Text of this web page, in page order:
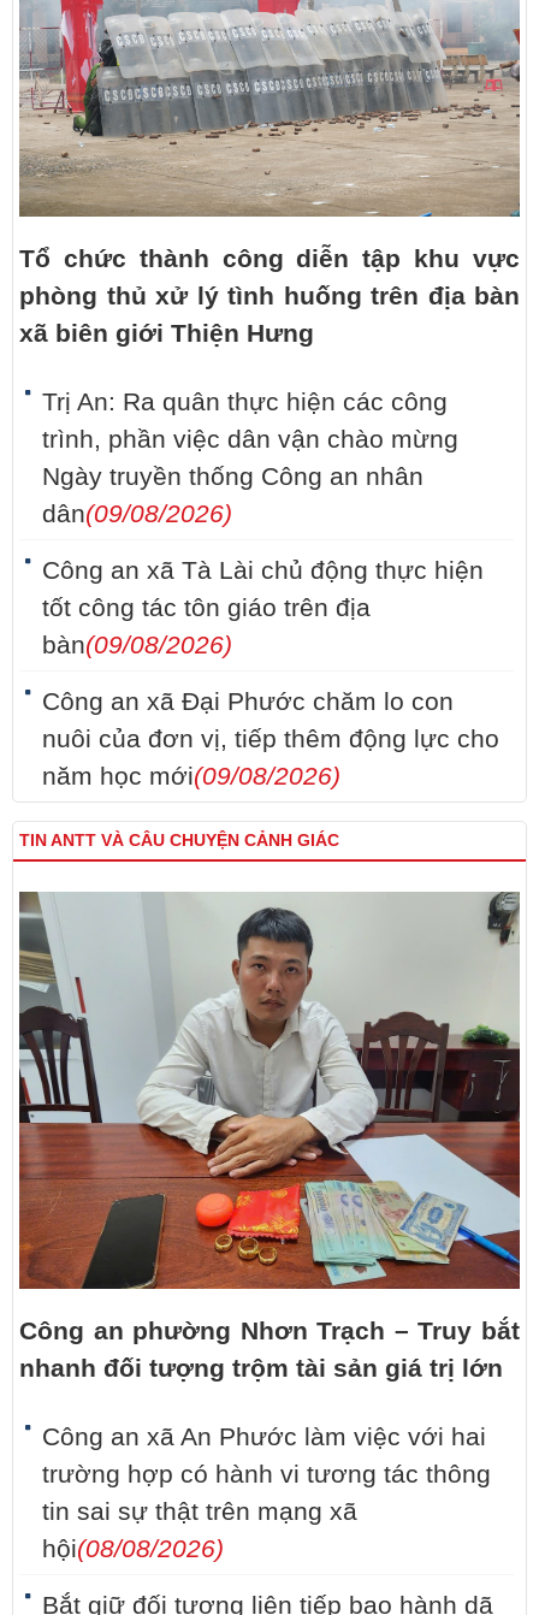
Tổ chức thành công diễn tập khu vực
phòng thủ xử lý tình huống trên địa bàn
xã biên giới Thiện Hưng
Trị An: Ra quân thực hiện các công
trình, phần việc dân vận chào mừng
Ngày truyền thống Công an nhân
dân(09/08/2026)
Công an xã Tà Lài chủ động thực hiện
tốt công tác tôn giáo trên địa
bàn(09/08/2026)
Công an xã Đại Phước chăm lo con
nuôi của đơn vị, tiếp thêm động lực cho
năm học mới(09/08/2026)
TIN ANTT VÀ CÂU CHUYỆN CẢNH GIÁC
Công an phường Nhơn Trạch – Truy bắt
nhanh đối tượng trộm tài sản giá trị lớn
Công an xã An Phước làm việc với hai
trường hợp có hành vi tương tác thông
tin sai sự thật trên mạng xã
hội(08/08/2026)
Bắt giữ đối tượng liên tiếp bạo hành dã